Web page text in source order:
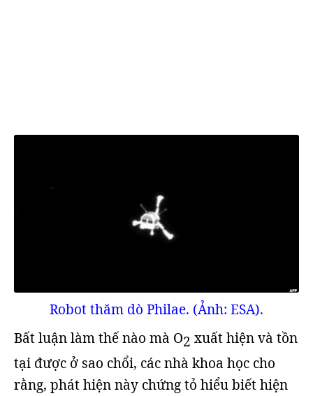
Robot thăm dò Philae. (Ảnh: ESA).
Bất luận làm thế nào mà O2 xuất hiện và tồn
tại được ở sao chổi, các nhà khoa học cho
rằng, phát hiện này chứng tỏ hiểu biết hiện